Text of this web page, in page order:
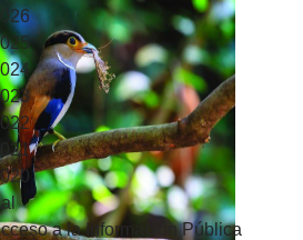
a la Información Pública